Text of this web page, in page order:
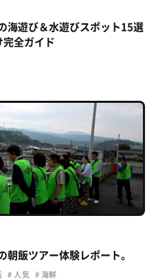
海遊び＆水遊びスポット15選
完全ガイド
朝飯ツアー体験レポート。
人気 海鮮